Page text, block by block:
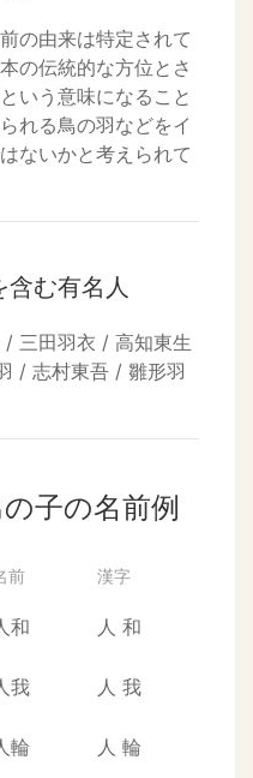
の由来は特定されて
の伝統的な方位とさ
いう意味になること
れる鳥の羽などをイ
ないかと考えられて
含む有名人
三田羽衣 / 高知東生
/ 志村東吾 / 雛形羽
子の名前例
前 漢字
和 人 和
我 人 我
輪 人 輪